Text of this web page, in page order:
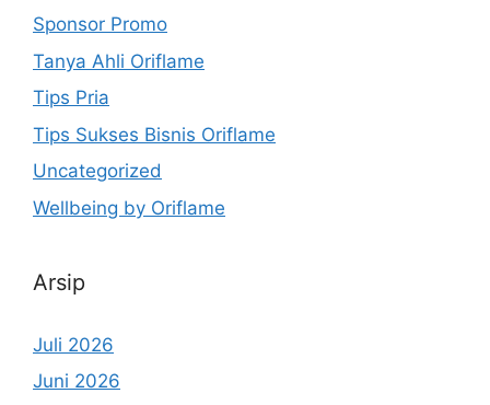
Sponsor Promo
Tanya Ahli Oriflame
Tips Pria
Tips Sukses Bisnis Oriflame
Uncategorized
Wellbeing by Oriflame
Arsip
Juli 2026
Juni 2026